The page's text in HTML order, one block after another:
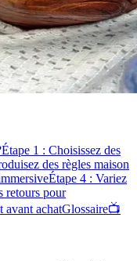
Étape 1 : Choisissez des
des règles maison
Étape 4 : Variez
retours pour
avant achatGlossaire📺